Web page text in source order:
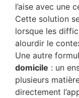
l’aise avec une
Cette solution
lorsque les
alourdir le
Une autre
domicile : un
plusieurs
directement